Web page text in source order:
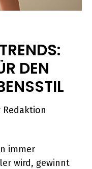
DEN
Redaktion
immer
wird, gewinnt